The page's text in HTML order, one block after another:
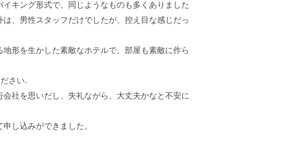
キング形式で、同じようなものも多くありました
、男性スタッフだけでしたが、控え目な感じだっ
形を生かした素敵なホテルで、部屋も素敵に作ら
さい.
社を思いだし、失礼ながら、大丈夫かなと不安に
し込みができました。